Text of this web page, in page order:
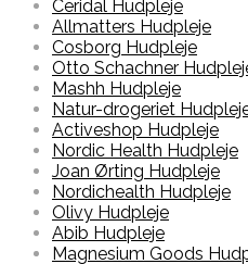
Ceridal Hudpleje
Allmatters Hudpleje
Cosborg Hudpleje
Otto Schachner
Mashh Hudpleje
Natur-drogeriet
Activeshop Hudpleje
Nordic Health Hudpleje
Joan Ørting Hudpleje
Nordichealth Hudpleje
Olivy Hudpleje
Abib Hudpleje
Magnesium Goods